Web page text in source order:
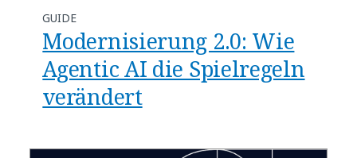
GUIDE
Modernisierung 2.0: Wie
Agentic AI die Spielregeln
verändert